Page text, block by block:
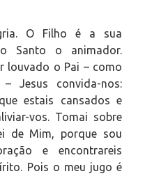
O Filho é a sua
Santo o animador.
louvado o Pai – como
Jesus convida-nos:
estais cansados e
vos. Tomai sobre
de Mim, porque sou
e encontrareis
Pois o meu jugo é